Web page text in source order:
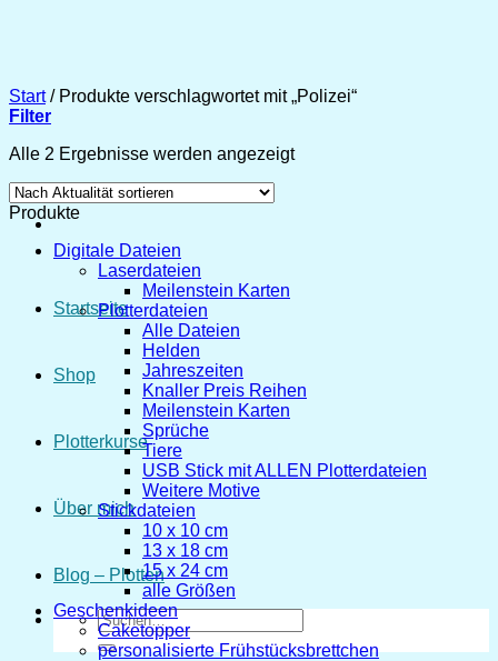
Startseite
Shop
Plotterkurse
Über mich
Blog – Plotten
Suchen
nach:
Start /Produkte verschlagwortet mit „Polizei“
Filter
Alle 2 Ergebnisse werden angezeigtNach
Produkte
Digitale Dateien
Laserdateien
Meilenstein Karten
Plotterdateien
Alle Dateien
Helden
Jahreszeiten
Knaller Preis Reihen
Meilenstein Karten
Sprüche
Tiere
USB Stick mit ALLEN Plotterdateien
Weitere Motive
Stickdateien
10 x 10 cm
13 x 18 cm
15 x 24 cm
alle Größen
Geschenkideen
Caketopper
personalisierte Frühstücksbrettchen